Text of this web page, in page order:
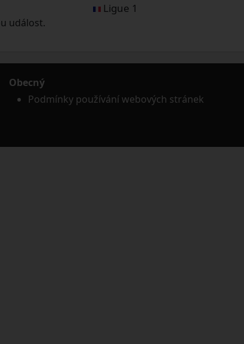
Ligue 1
událost.
Obecný
Podmínky používání webových stránek